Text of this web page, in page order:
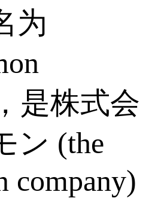
为
是株式会
ン (the
company)